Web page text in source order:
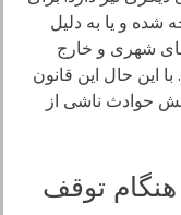
شده و یا به دلیل
شهری و خارج
این حال این قانون
حوادث ناشی از
توقف